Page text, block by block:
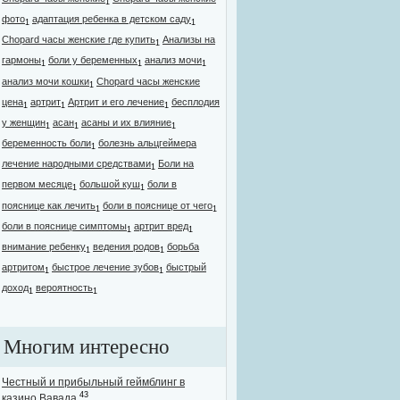
1
фото1 адаптация ребенка в детском саду1
Chopard часы женские где купить1 Анализы на
гармоны1 боли у беременных1 анализ мочи1
анализ мочи кошки1 Chopard часы женские
цена1 артрит1 Артрит и его лечение1 бесплодия
у женщин1 асан1 асаны и их влияние1
беременность боли1 болезнь альцгеймера
лечение народными средствами1 Боли на
первом месяце1 большой куш1 боли в
пояснице как лечить1 боли в пояснице от чего1
боли в пояснице симптомы1 артрит вред1
внимание ребенку1 ведения родов1 борьба
артритом1 быстрое лечение зубов1 быстрый
доход1 вероятность1
Многим интересно
Честный и прибыльный геймблинг в
43